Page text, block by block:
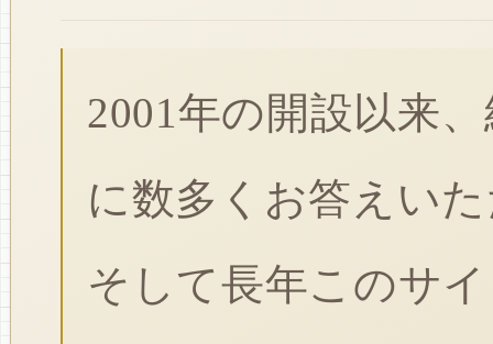
2001年の開設以来
に数多くお答えい
そして長年このサ